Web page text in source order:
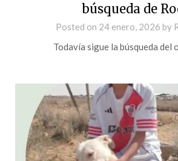
búsqueda de
Posted on 24 enero, 2026 by
Todavía sigue la búsqueda del